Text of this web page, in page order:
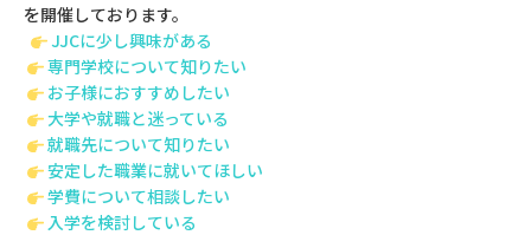
を開催しております。
JJCに少し興味がある
専門学校について知りたい
お子様におすすめしたい
大学や就職と迷っている
就職先について知りたい
安定した職業に就いてほしい
学費について相談したい
入学を検討している